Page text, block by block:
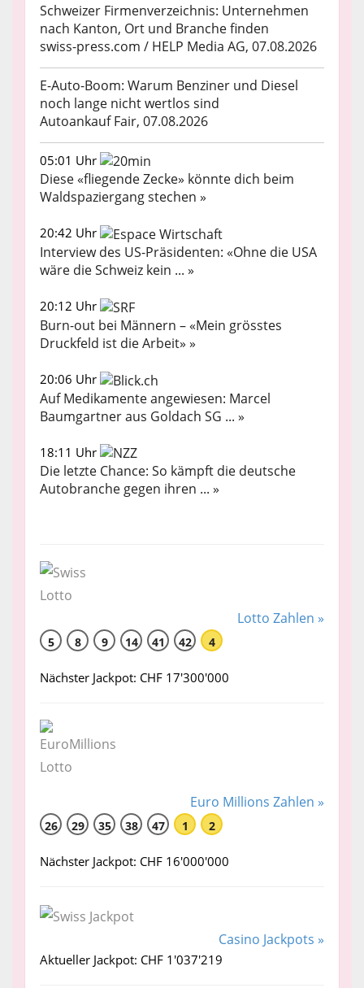
Schweizer Firmenverzeichnis: Unternehmen
nach Kanton, Ort und Branche finden
swiss-press.com / HELP Media AG, 07.08.2026
E-Auto-Boom: Warum Benziner und Diesel
noch lange nicht wertlos sind
Autoankauf Fair, 07.08.2026
05:01 Uhr
Diese «fliegende Zecke» könnte dich beim
Waldspaziergang stechen »
20:42 Uhr
Interview des US-Präsidenten: «Ohne die USA
wäre die Schweiz kein ... »
20:12 Uhr
Burn-out bei Männern – «Mein grösstes
Druckfeld ist die Arbeit» »
20:06 Uhr
Auf Medikamente angewiesen: Marcel
Baumgartner aus Goldach SG ... »
18:11 Uhr
Die letzte Chance: So kämpft die deutsche
Autobranche gegen ihren ... »
Lotto Zahlen »
5 8 9 14 41 42 4
Nächster Jackpot: CHF 17'300'000
Euro Millions Zahlen »
26 29 35 38 47 1 2
Nächster Jackpot: CHF 16'000'000
Casino Jackpots »
Aktueller Jackpot: CHF 1'037'219